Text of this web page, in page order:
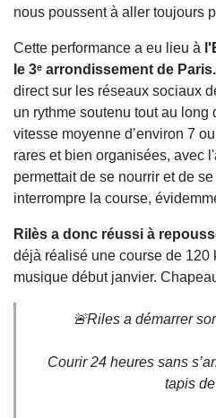
nous poussent à aller toujours
Cette performance a eu lieu à
le 3ᵉ arrondissement de Paris.
direct sur les réseaux sociaux
un rythme soutenu tout au long
vitesse moyenne d’environ 7
rares et bien organisées, avec
permettait de se nourrir et de
interrompre la course,
Rilès a donc réussi à
déjà réalisé une course de 120
musique début janvier.
🚨Riles a démarrer
Courir 24 heures sans
tapis